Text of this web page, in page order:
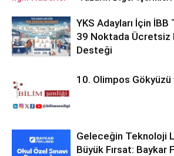
YKS Adayları İçin
39 Noktada Ücretsiz
Desteği
10. Olimpos
Geleceğin Teknoloji
Büyük Fırsat: Baykar